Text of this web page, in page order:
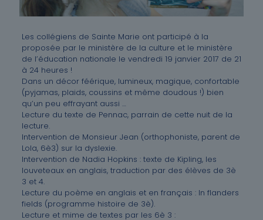
Les collégiens de Sainte Marie ont participé à la
proposée par le ministère de la culture et le ministère
de l’éducation nationale le vendredi 19 janvier 2017 de 21
à 24 heures !
Dans un décor féérique, lumineux, magique, confortable
(pyjamas, plaids, coussins et même doudous !) bien
qu’un peu effrayant aussi …
Lecture du texte de Pennac, parrain de cette nuit de la
lecture.
Intervention de Monsieur Jean (orthophoniste, parent de
Lola, 6è3) sur la dyslexie.
Intervention de Nadia Hopkins : texte de Kipling, les
louveteaux en anglais, traduction par des élèves de 3è
3 et 4.
Lecture du poème en anglais et en français : In flanders
fields (programme histoire de 3è).
Lecture et mime de textes par les 6è 3 :